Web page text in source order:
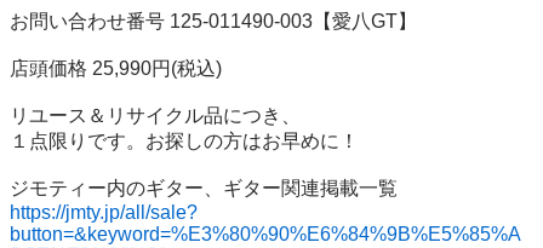
お問い合わせ番号 125-011490-003【愛八GT】
店頭価格 25,990円(税込)
リユース＆リサイクル品につき、
１点限りです。お探しの方はお早めに！
https://jmty.jp/all/sale?
button=&keyword=%E3%80%90%E6%84%9B%E5%85%A